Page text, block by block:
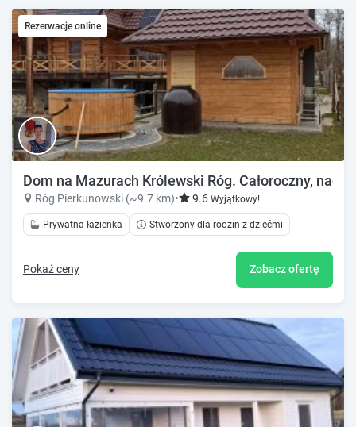
Rezerwacje online
Dom na Mazurach Królewski Róg. Całoroczny, nad
Róg Pierkunowski (~9.7 km)• 9.6 Wyjątkowy!
Prywatna łazienka Stworzony dla rodzin z dziećmi
Pokaż ceny Zobacz ofertę